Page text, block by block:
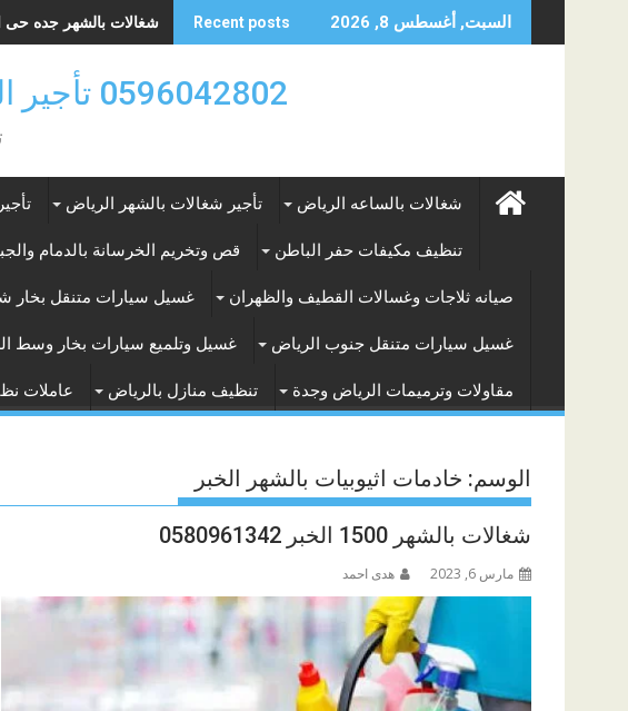
to
السبت, أغسطس 8, 2026 Recent posts شغالات بالشهر جده حى الفيحاء
0596042802 تأجير العماله المنزليه بالساعه والشهر بالرياض
شغالات بالساعه الرياض تأجير شغالات بالشهر الرياض
تنظيف مكيفات حفر الباطن قص وتخريم الخرسانة بالدمام
صيانه ثلاجات وغسالات القطيف والظهران غسيل سيارات متنقل بخار
غسيل سيارات متنقل جنوب الرياض غسيل وتلميع سيارات بخار وسط
مقاولات وترميمات الرياض وجدة تنظيف منازل بالرياض عاملات
الوسم: خادمات اثيوبيات بالشهر الخبر
شغالات بالشهر 1500 الخبر 0580961342
مارس 6, 2023 هدى احمد